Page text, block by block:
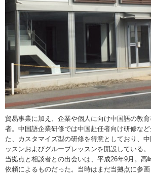
貿易事業に加え、企業や個人に向け中国語の教
者。中国語企業研修では中国赴任者向け研修な
た、カスタマイズ型の研修を得意としており、
ッスンおよびグループレッスンを開設している。
当拠点と相談者との出会いは、平成26年9月。高
依頼によるものだった。当時はまだ当拠点に参